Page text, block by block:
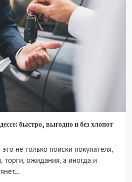
быстро, выгодно и без хлопот
не только поиски покупателя,
торги, ожидания, а иногда и